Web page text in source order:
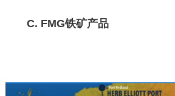
C. FMG铁矿产品